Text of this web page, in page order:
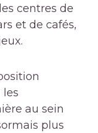
centres de
et de cafés,
au sein
plus